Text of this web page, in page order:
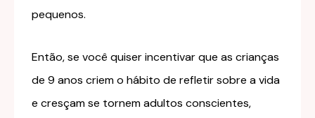
pequenos.
Então, se você quiser incentivar que as crianças
de 9 anos criem o hábito de refletir sobre a vida
e cresçam se tornem adultos conscientes,